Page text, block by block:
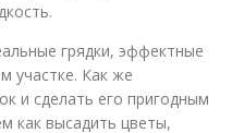
грядки, эффектные
участке. Как же
и сделать его пригодным
как высадить цветы,